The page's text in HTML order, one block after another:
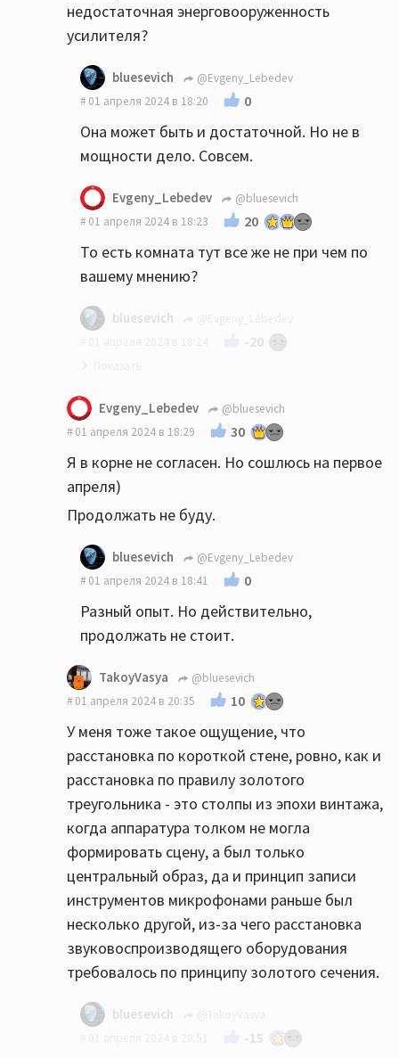
недостаточная энерговооруженность
усилителя?
bluesevich
@Evgeny_Lebedev
01 апреля 2024 в 18:20
0
Она может быть и достаточной. Но не в
мощности дело. Совсем.
Evgeny_Lebedev
@bluesevich
01 апреля 2024 в 18:23
20
То есть комната тут все же не при чем по
вашему мнению?
bluesevich
-20
Конечно если комната "выстроена
специально" для прослушивания музыки, и
содержит голые стены, аппаратуру и
табуретку,она будет очень даже
"причём"😁
Evgeny_Lebedev
@bluesevich
01 апреля 2024 в 18:29
30
Я в корне не согласен. Но сошлюсь на первое
апреля)
Продолжать не буду.
bluesevich
@Evgeny_Lebedev
01 апреля 2024 в 18:41
0
Разный опыт. Но действительно,
продолжать не стоит.
TakoyVasya
@bluesevich
01 апреля 2024 в 20:35
10
У меня тоже такое ощущение, что
расстановка по короткой стене, ровно, как и
расстановка по правилу золотого
треугольника - это столпы из эпохи винтажа,
когда аппаратура толком не могла
формировать сцену, а был только
центральный образ, да и принцип записи
инструментов микрофонами раньше был
несколько другой, из-за чего расстановка
звуковоспроизводящего оборудования
требовалось по принципу золотого сечения.
bluesevich
-15